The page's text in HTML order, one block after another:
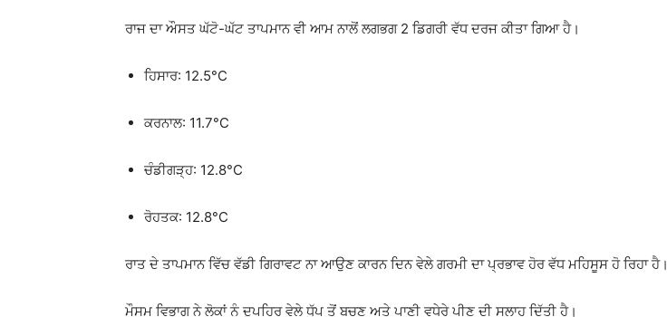
ਰਾਜ ਦਾ ਔਸਤ ਘੱਟੋ-ਘੱਟ ਤਾਪਮਾਨ ਵੀ ਆਮ ਨਾਲੋਂ ਲਗਭਗ 2 ਡਿਗਰੀ ਵੱਧ ਦਰਜ ਕੀਤਾ ਗਿਆ ਹੈ।
ਹਿਸਾਰ: 12.5°C
ਕਰਨਾਲ: 11.7°C
ਚੰਡੀਗੜ੍ਹ: 12.8°C
ਰੋਹਤਕ: 12.8°C
ਰਾਤ ਦੇ ਤਾਪਮਾਨ ਵਿੱਚ ਵੱਡੀ ਗਿਰਾਵਟ ਨਾ ਆਉਣ ਕਾਰਨ ਦਿਨ ਵੇਲੇ ਗਰਮੀ ਦਾ ਪ੍ਰਭਾਵ ਹੋਰ ਵੱਧ ਮਹਿਸੂਸ ਹੋ ਰਿਹਾ ਹੈ।
ਮੌਸਮ ਵਿਭਾਗ ਨੇ ਲੋਕਾਂ ਨੂੰ ਦੁਪਹਿਰ ਵੇਲੇ ਧੁੱਪ ਤੋਂ ਬਚਣ ਅਤੇ ਪਾਣੀ ਵਧੇਰੇ ਪੀਣ ਦੀ ਸਲਾਹ ਦਿੱਤੀ ਹੈ।